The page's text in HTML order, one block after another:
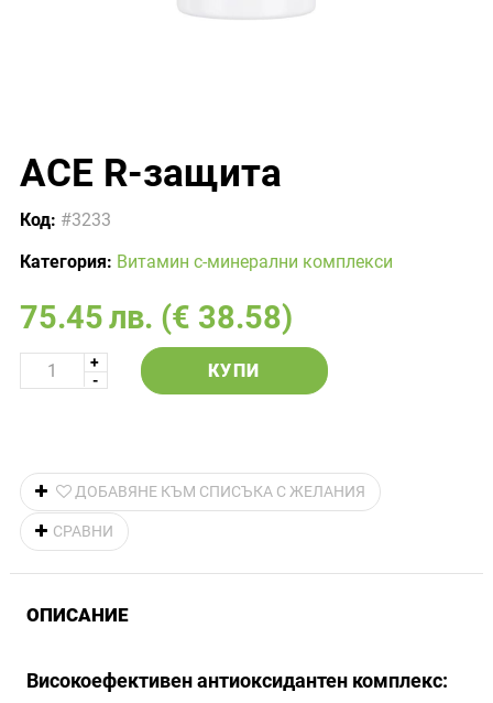
ACE R-защита
Код: #3233
Категория: Витамин с-минерални комплекси
75.45лв. (€ 38.58)
КУПИ
ДОБАВЯНЕ КЪМ СПИСЪКА С ЖЕЛАНИЯ
СРАВНИ
ОПИСАНИЕ
Високоефективен антиоксидантен комплекс: